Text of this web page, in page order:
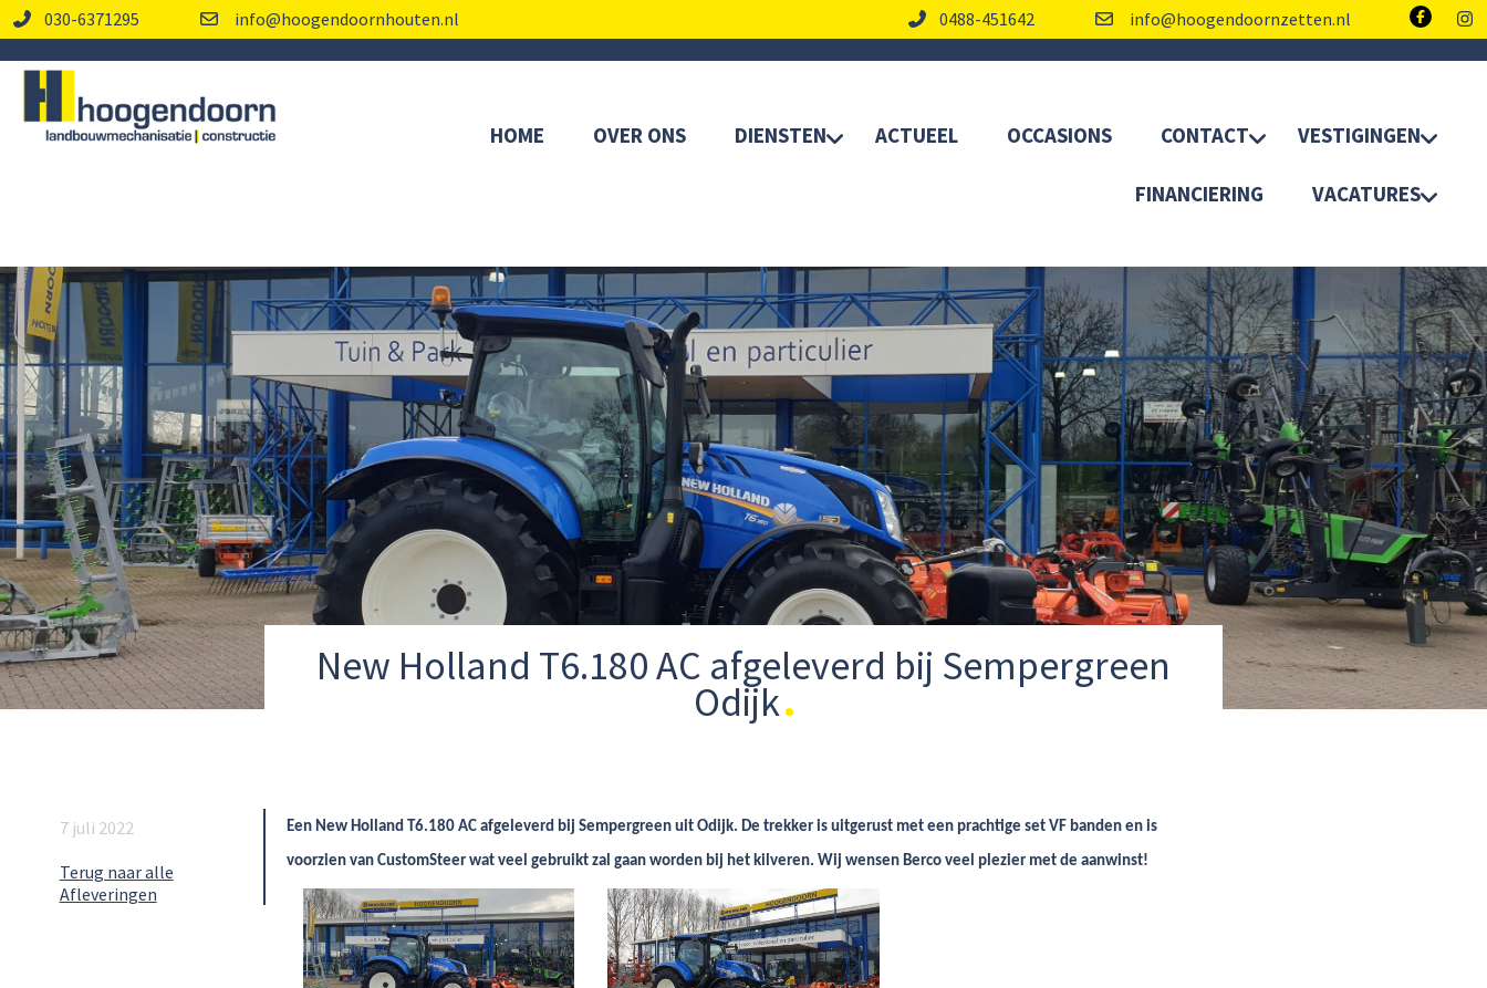
030-6371295 info@hoogendoornhouten.nl 0488-451642 info@hoogendoornzetten.nl
HOME OVER ONS DIENSTEN ACTUEEL OCCASIONS CONTACT VESTIGINGEN
FINANCIERING VACATURES
New Holland T6.180 AC afgeleverd bij Sempergreen
Odijk
7 juli 2022
Terug naar alle
Afleveringen
Een New Holland T6.180 AC afgeleverd bij Sempergreen uit Odijk. De trekker is uitgerust met een prachtige set VF banden en is
voorzien van CustomSteer wat veel gebruikt zal gaan worden bij het kilveren. Wij wensen Berco veel plezier met de aanwinst!